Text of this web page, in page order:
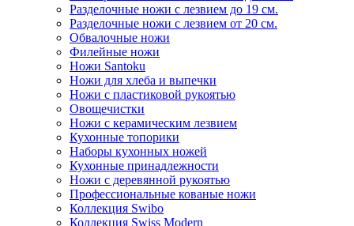
Разделочные ножи с лезвием до 19 см.
Разделочные ножи с лезвием от 20 см.
Обвалочные ножи
Филейные ножи
Ножи Santoku
Ножи для хлеба и выпечки
Ножи с пластиковой рукоятью
Овощечистки
Ножи с керамическим лезвием
Кухонные топорики
Наборы кухонных ножей
Кухонные принадлежности
Ножи с деревянной рукоятью
Профессиональные кованые ножи
Коллекция Swibo
Коллекция Swiss Modern